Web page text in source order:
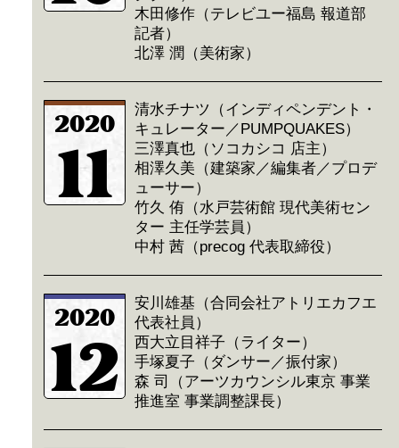
木田修作（テレビユー福島 報道部
記者）
北澤 潤（美術家）
2020
11
清水チナツ（インディペンデント・
キュレーター／PUMPQUAKES）
三澤真也（ソコカシコ 店主）
相澤久美（建築家／編集者／プロデ
ューサー）
竹久 侑（水戸芸術館 現代美術セン
ター 主任学芸員）
中村 茜（precog 代表取締役）
2020
12
安川雄基（合同会社アトリエカフエ
代表社員）
西大立目祥子（ライター）
手塚夏子（ダンサー／振付家）
森 司（アーツカウンシル東京 事業
推進室 事業調整課長）